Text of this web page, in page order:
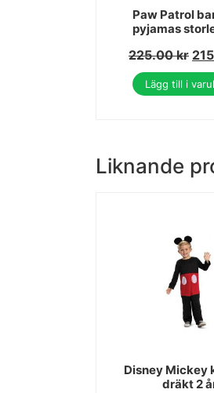
Paw Patrol
pyjamas
225.00kr
Lägg till i
Liknande
Disney Mickey
dräkt 2